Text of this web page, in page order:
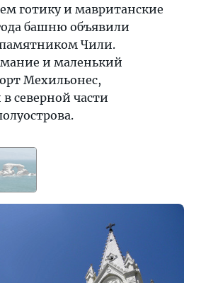
готику и мавританские
башню объявили
Чили.
и маленький
Мехильонес,
северной части